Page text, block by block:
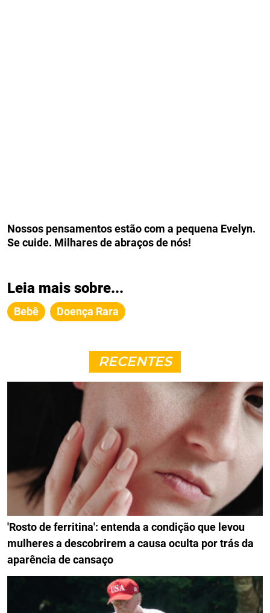
Nossos pensamentos estão com a pequena Evelyn.
Se cuide. Milhares de abraços de nós!
Leia mais sobre...
Bebê Doença Rara
RECENTES
'Rosto de ferritina': entenda a condição que levou
mulheres a descobrirem a causa oculta por trás da
aparência de cansaço